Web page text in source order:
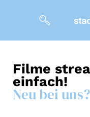
Filme
Filme
einfach!
Neu bei uns?